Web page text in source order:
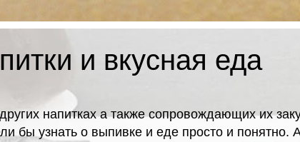
и вкусная еда
напитках а также сопровождающих их
бы узнать о выпивке и еде просто и